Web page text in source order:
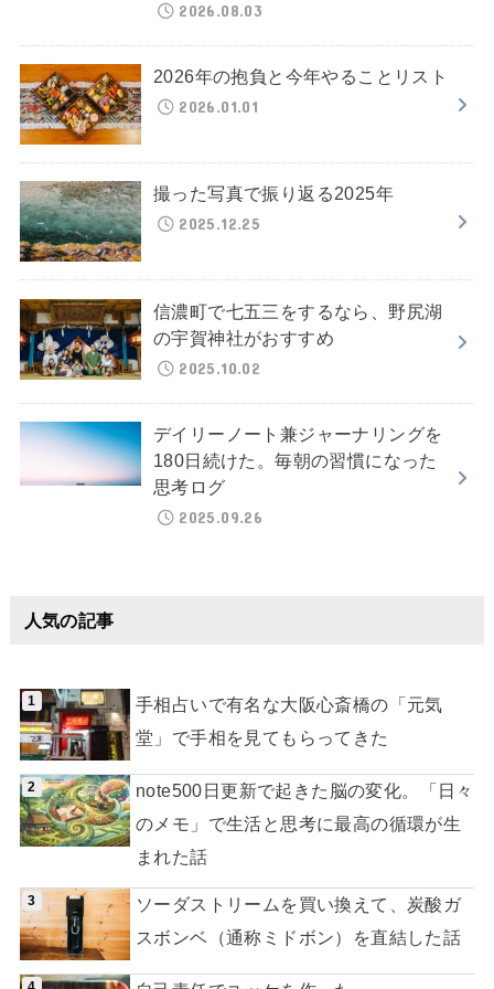
2026.08.03
2026年の抱負と今年やることリスト
2026.01.01
撮った写真で振り返る2025年
2025.12.25
信濃町で七五三をするなら、野尻湖
の宇賀神社がおすすめ
2025.10.02
デイリーノート兼ジャーナリングを
180日続けた。毎朝の習慣になった
思考ログ
2025.09.26
人気の記事
手相占いで有名な大阪心斎橋の「元気
堂」で手相を見てもらってきた
note500日更新で起きた脳の変化。「日々
のメモ」で生活と思考に最高の循環が生
まれた話
ソーダストリームを買い換えて、炭酸ガ
スボンベ（通称ミドボン）を直結した話